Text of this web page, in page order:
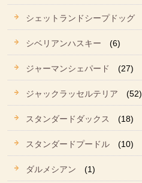
シェットランドシープドッグ
シベリアンハスキー (6)
ジャーマンシェパード (27)
ジャックラッセルテリア (52)
スタンダードダックス (18)
スタンダードプードル (10)
ダルメシアン (1)